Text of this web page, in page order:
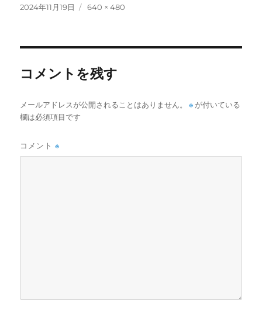
投
2024年11月19日
フ
640 × 480
コメントを残す
メールアドレスが公開されることはありません。 ※ が付いている
欄は必須項目です
コメント※